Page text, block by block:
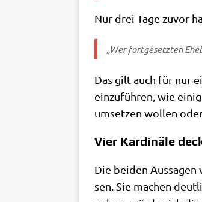
Nur drei Tage zuvor
„Wer fort­ge­setz­ten
Das gilt auch für nur
ein­zu­füh­ren, wie
umset­zen wol­len
Vier Kardinäle
Die bei­den
sen. Sie machen